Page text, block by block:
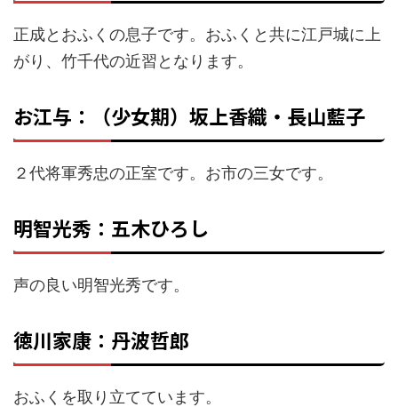
正成とおふくの息子です。おふくと共に江戸城に上
がり、竹千代の近習となります。
お江与： （少女期）坂上香織・ 長山藍子
２代将軍秀忠の正室です。お市の三女です。
明智光秀：五木ひろし
声の良い明智光秀です。
徳川家康：丹波哲郎
おふくを取り立てています。